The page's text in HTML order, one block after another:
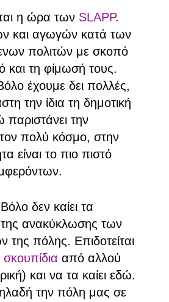
η ώρα των SLAPP.
και αγωγών κατά των
πολιτών με σκοπό
και τη φίμωσή τους.
έχουμε δει πολλές,
την ίδια τη δημοτική
την
πολύ κόσμο, στην
είναι το πιο πιστό
δεν καίει τα
ανακύκλωσης των
της πόλης. Επιδοτείται
σκουπίδια από αλλού
και να τα καίει εδώ.
την πόλη μας σε